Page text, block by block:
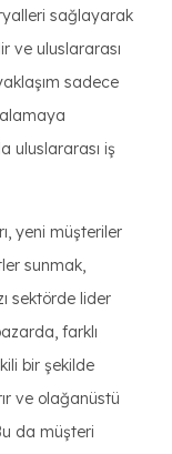
sağlayarak
ve uluslararası
sadece
uluslararası iş
yeni müşteriler
sunmak,
sektörde lider
farklı
bir şekilde
ve olağanüstü
da müşteri